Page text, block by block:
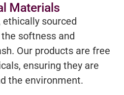
Materials
ethically sourced
softness and
Our products are free
ensuring they are
the environment.